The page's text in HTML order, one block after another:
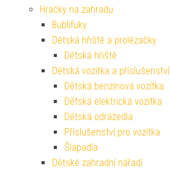
Hračky na zahradu
Bublifuky
Dětská hřiště a prolézačky
Dětská hřiště
Dětská vozítka a příslušenství
Dětská benzínová vozítka
Dětská elektrická vozítka
Dětská odrážedla
Příslušenství pro vozítka
Šlapadla
Dětské zahradní nářadí